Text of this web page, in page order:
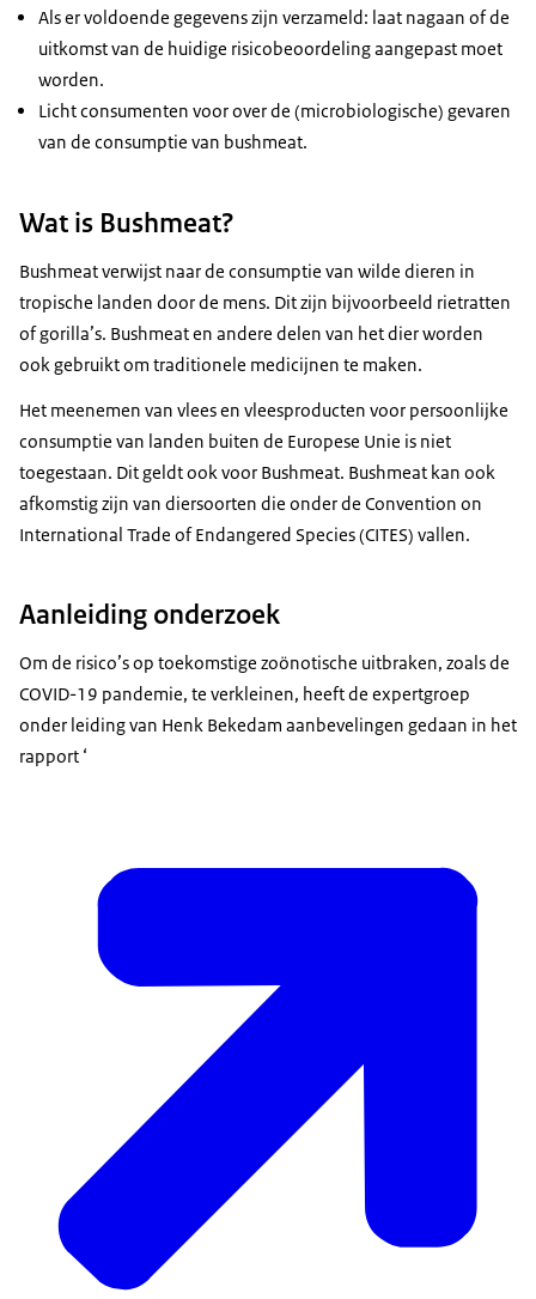
Als er voldoende gegevens zijn verzameld: laat nagaan of de
uitkomst van de huidige risicobeoordeling aangepast moet
worden.
Licht consumenten voor over de (microbiologische) gevaren
van de consumptie van bushmeat.
Wat is Bushmeat?
Bushmeat verwijst naar de consumptie van wilde dieren in
tropische landen door de mens. Dit zijn bijvoorbeeld rietratten
of gorilla’s. Bushmeat en andere delen van het dier worden
ook gebruikt om traditionele medicijnen te maken.
Het meenemen van vlees en vleesproducten voor persoonlijke
consumptie van landen buiten de Europese Unie is niet
toegestaan. Dit geldt ook voor Bushmeat. Bushmeat kan ook
afkomstig zijn van diersoorten die onder de Convention on
International Trade of Endangered Species (CITES) vallen.
Aanleiding onderzoek
Om de risico’s op toekomstige zoönotische uitbraken, zoals de
COVID-19 pandemie, te verkleinen, heeft de expertgroep
onder leiding van Henk Bekedam aanbevelingen gedaan in het
rapport ‘